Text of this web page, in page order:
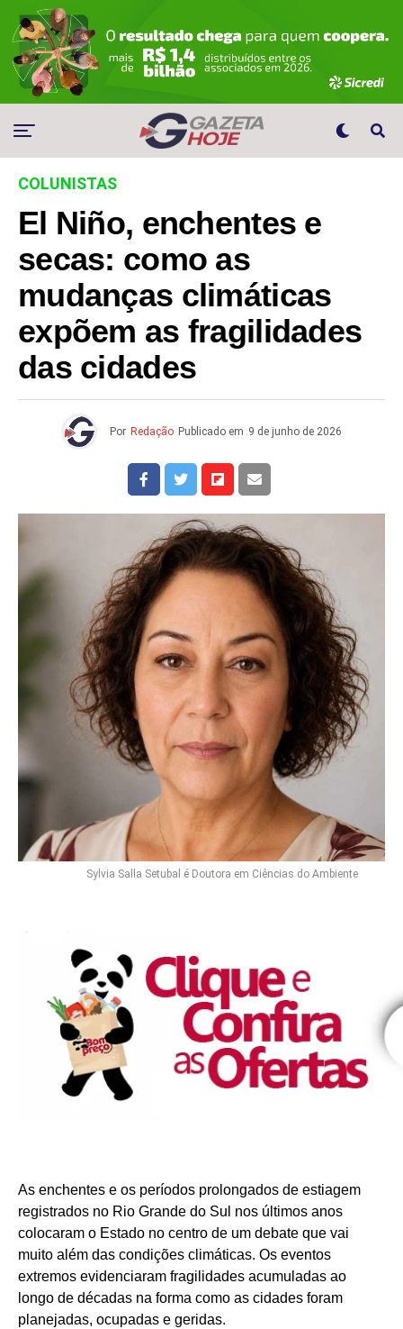
COLUNISTAS
El Niño, enchentes e
secas: como as
mudanças climáticas
expõem as fragilidades
das cidades
Por Redação Publicado em 9 de junho de 2026
Sylvia Salla Setubal é Doutora em Ciências do Ambiente
As enchentes e os períodos prolongados de estiagem
registrados no Rio Grande do Sul nos últimos anos
colocaram o Estado no centro de um debate que vai
muito além das condições climáticas. Os eventos
extremos evidenciaram fragilidades acumuladas ao
longo de décadas na forma como as cidades foram
planejadas, ocupadas e geridas.